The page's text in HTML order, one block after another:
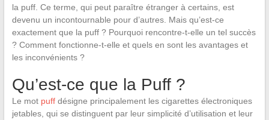
la puff. Ce terme, qui peut paraître étranger à certains, est
devenu un incontournable pour d’autres. Mais qu’est-ce
exactement que la puff ? Pourquoi rencontre-t-elle un tel succès
? Comment fonctionne-t-elle et quels en sont les avantages et
les inconvénients ?
Qu’est-ce que la Puff ?
Le mot puffdésigne principalement les cigarettes électroniques
jetables, qui se distinguent par leur simplicité d’utilisation et leur